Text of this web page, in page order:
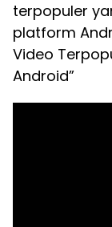
terpopuler
platform
Video
Android”